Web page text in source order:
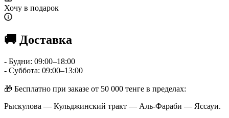
Хочу в подарок
🚚 Доставка
- Будни: 09:00–18:00
- Суббота: 09:00–13:00
🎁 Бесплатно при заказе от 50 000 тенге в пределах:
Рыскулова — Кульджинский тракт — Аль-Фараби — Яссауи.